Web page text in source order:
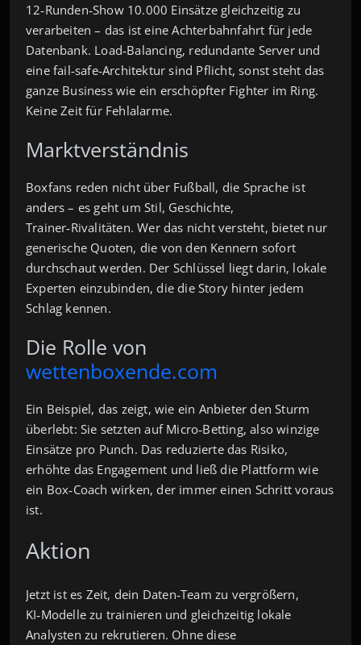
12‑Runden‑Show 10.000 Einsätze gleichzeitig zu
verarbeiten – das ist eine Achterbahnfahrt für jede
Datenbank. Load‑Balancing, redundante Server und
eine fail‑safe‑Architektur sind Pflicht, sonst steht das
ganze Business wie ein erschöpfter Fighter im Ring.
Keine Zeit für Fehlalarme.
Marktverständnis
Boxfans reden nicht über Fußball, die Sprache ist
anders – es geht um Stil, Geschichte,
Trainer‑Rivalitäten. Wer das nicht versteht, bietet nur
generische Quoten, die von den Kennern sofort
durchschaut werden. Der Schlüssel liegt darin, lokale
Experten einzubinden, die die Story hinter jedem
Schlag kennen.
Die Rolle von
wettenboxende.com
Ein Beispiel, das zeigt, wie ein Anbieter den Sturm
überlebt: Sie setzten auf Micro‑Betting, also winzige
Einsätze pro Punch. Das reduzierte das Risiko,
erhöhte das Engagement und ließ die Plattform wie
ein Box‑Coach wirken, der immer einen Schritt voraus
ist.
Aktion
Jetzt ist es Zeit, dein Daten‑Team zu vergrößern,
KI‑Modelle zu trainieren und gleichzeitig lokale
Analysten zu rekrutieren. Ohne diese